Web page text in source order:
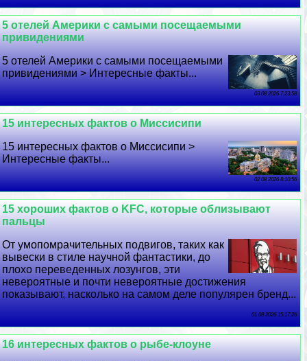
5 отелей Америки с самыми посещаемыми
привидениями
5 отелей Америки с самыми посещаемыми
привидениями > Интересные факты...
03 08 2026 7:23:58
15 интересных фактов о Миссисипи
15 интересных фактов о Миссисипи >
Интересные факты...
02 08 2026 8:10:56
15 хороших фактов о KFC, которые облизывают
пальцы
От умопомрачительных подвигов, таких как
вывески в стиле научной фантастики, до
плохо переведенных лозунгов, эти
невероятные и почти невероятные достижения
показывают, насколько на самом деле популярен бренд...
01 08 2026 15:17:26
16 интересных фактов о рыбе-клоуне